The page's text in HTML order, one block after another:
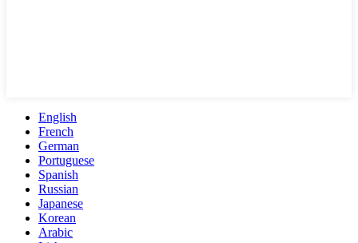
English
French
German
Portuguese
Spanish
Russian
Japanese
Korean
Arabic